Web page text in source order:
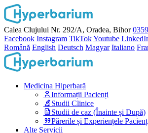
Calea Clujului Nr. 292/A, Oradea, Bihor
Facebook Instagram TikTokYoutube
Română English Deutsch Magyar Italiano
Medicina Hiperbară
Informații Pacienți
Studii Clinice
Studii de caz (Înainte și După)
Părerile și Experiențele
Alte Servicii